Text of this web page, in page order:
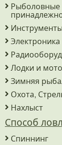
Рыболовные
Инструменты
Электроника
Лодки и
Зимняя
Охота,
Нахлыст
Способ
Спиннинг